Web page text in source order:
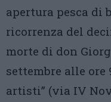
apertura pesca di
ricorrenza del
morte di don
settembre alle ore
artisti” (via IV